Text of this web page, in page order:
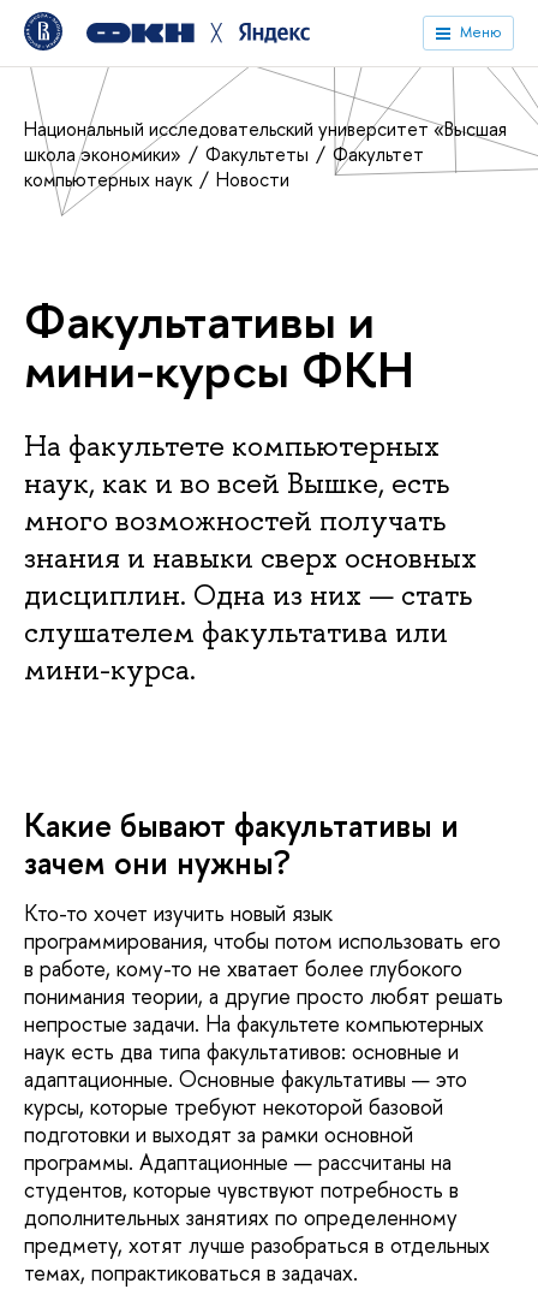
╳ Меню
Национальный исследовательский университет «Высшая
школа экономики»
Факультеты
Факультет
компьютерных наук
Новости
Факультативы и
мини-курсы ФКН
На факультете компьютерных
наук, как и во всей Вышке, есть
много возможностей получать
знания и навыки сверх основных
дисциплин. Одна из них — стать
слушателем факультатива или
мини-курса.
Какие бывают факультативы и
зачем они нужны?
Кто-то хочет изучить новый язык
программирования, чтобы потом использовать его
в работе, кому-то не хватает более глубокого
понимания теории, а другие просто любят решать
непростые задачи. На факультете компьютерных
наук есть два типа факультативов: основные и
адаптационные. Основные факультативы — это
курсы, которые требуют некоторой базовой
подготовки и выходят за рамки основной
программы. Адаптационные — рассчитаны на
студентов, которые чувствуют потребность в
дополнительных занятиях по определенному
предмету, хотят лучше разобраться в отдельных
темах, попрактиковаться в задачах.